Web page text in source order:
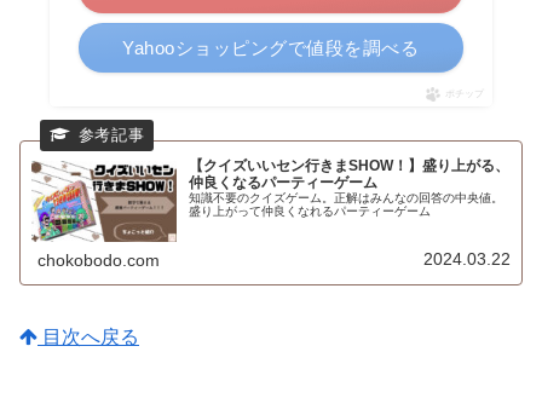
Yahooショッピングで値段を調べる
ポチップ
【クイズいいセン行きまSHOW！】盛り上がる、
仲良くなるパーティーゲーム
知識不要のクイズゲーム。正解はみんなの回答の中央値。
盛り上がって仲良くなれるパーティーゲーム
chokobodo.com 2024.03.22
目次へ戻る